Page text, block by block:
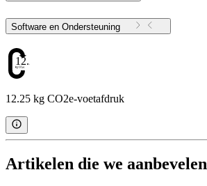
Software en Ondersteuning
12.25
12.25 kg CO2e-voetafdruk
Artikelen die we aanbevelen